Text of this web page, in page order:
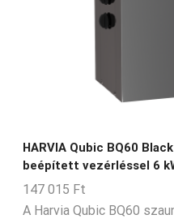
HARVIA Qubic BQ60
beépített vezérléssel 6
147 015 Ft
A Harvia Qubic BQ60